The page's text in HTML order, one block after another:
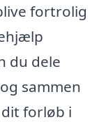
fortrolig
du dele
sammen
forløb i